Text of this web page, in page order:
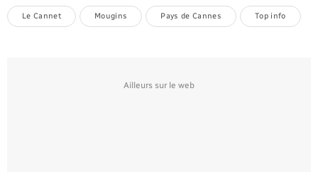
Le Cannet Mougins Pays de Cannes Top info
Ailleurs sur le web